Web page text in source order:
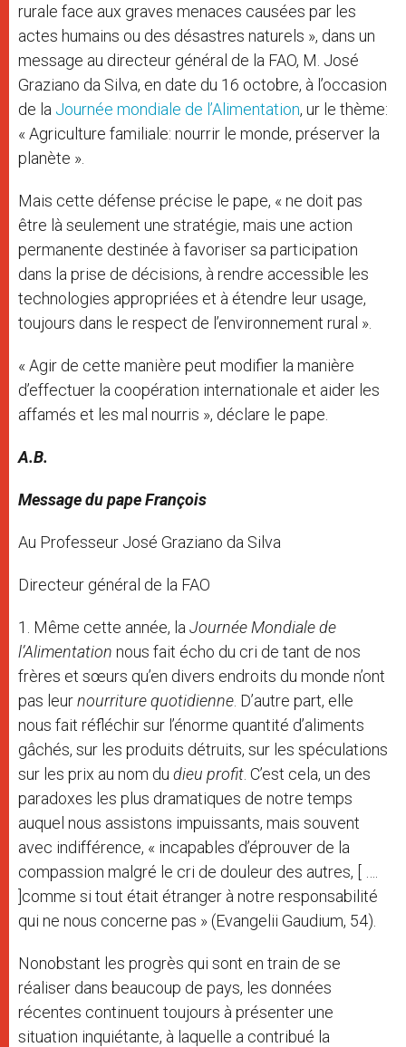
rurale face aux graves menaces causées par les
actes humains ou des désastres naturels », dans un
message au directeur général de la FAO, M. José
Graziano da Silva, en date du 16 octobre, à l’occasion
de la Journée mondiale de l’Alimentation, ur le thème:
« Agriculture familiale: nourrir le monde, préserver la
planète ».
Mais cette défense précise le pape, « ne doit pas
être là seulement une stratégie, mais une action
permanente destinée à favoriser sa participation
dans la prise de décisions, à rendre accessible les
technologies appropriées et à étendre leur usage,
toujours dans le respect de l’environnement rural ».
« Agir de cette manière peut modifier la manière
d’effectuer la coopération internationale et aider les
affamés et les mal nourris », déclare le pape.
A.B.
Message du pape François
Au Professeur José Graziano da Silva
Directeur général de la FAO
1. Même cette année, la Journée Mondiale de
l’Alimentation nous fait écho du cri de tant de nos
frères et sœurs qu’en divers endroits du monde n’ont
pas leurnourriture quotidienne . D’autre part, elle
nous fait réfléchir sur l’énorme quantité d’aliments
gâchés, sur les produits détruits, sur les spéculations
sur les prix au nom du dieu profit . C’est cela, un des
paradoxes les plus dramatiques de notre temps
auquel nous assistons impuissants, mais souvent
avec indifférence, « incapables d’éprouver de la
compassion malgré le cri de douleur des autres, [ ….
]comme si tout était étranger à notre responsabilité
qui ne nous concerne pas » (Evangelii Gaudium, 54).
Nonobstant les progrès qui sont en train de se
réaliser dans beaucoup de pays, les données
récentes continuent toujours à présenter une
situation inquiétante, à laquelle a contribué la